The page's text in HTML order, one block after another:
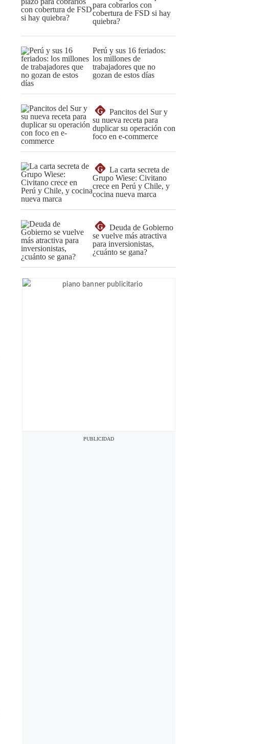
para cobrarlos con
cobertura de FSD si hay
quiebra?
Perú y sus 16 feriados:
los millones de
trabajadores que no
gozan de estos días
G
Pancitos del Sur y
su nueva receta para
duplicar su operación con
foco en e-commerce
G
La carta secreta de
Grupo Wiese: Civitano
crece en Perú y Chile, y
cocina nueva marca
G
Deuda de Gobierno
se vuelve más atractiva
para inversionistas,
¿cuánto se gana?